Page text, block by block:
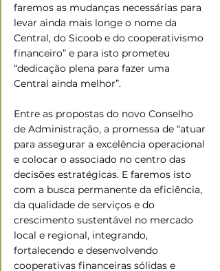
faremos as mudanças necessárias para
levar ainda mais longe o nome da
Central, do Sicoob e do cooperativismo
financeiro” e para isto prometeu
“dedicação plena para fazer uma
Central ainda melhor”.
Entre as propostas do novo Conselho
de Administração, a promessa de “atuar
para assegurar a excelência operacional
e colocar o associado no centro das
decisões estratégicas. E faremos isto
com a busca permanente da eficiência,
da qualidade de serviços e do
crescimento sustentável no mercado
local e regional, integrando,
fortalecendo e desenvolvendo
cooperativas financeiras sólidas e